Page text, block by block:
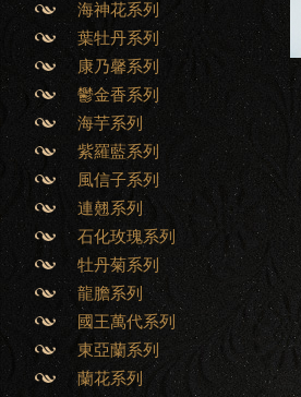
海神花系列
葉牡丹系列
康乃馨系列
鬱金香系列
海芋系列
紫羅藍系列
風信子系列
連翹系列
石化玫瑰系列
牡丹菊系列
龍膽系列
國王萬代系列
東亞蘭系列
蘭花系列